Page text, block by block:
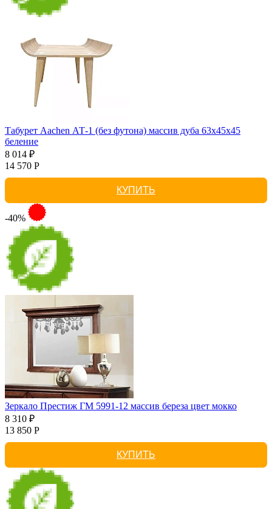
Табурет Aachen АТ-1 (без футона) массив дуба 63х45х45
беление
8 014 ₽
14 570 Р
КУПИТЬ
-40%
Зеркало Престиж ГМ 5991-12 массив береза цвет мокко
8 310 ₽
13 850 Р
КУПИТЬ